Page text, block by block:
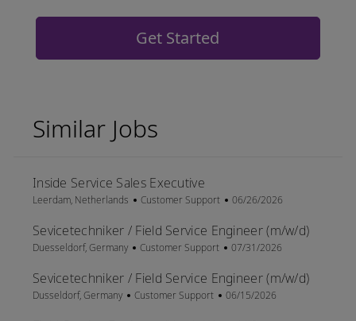
Get Started
Similar Jobs
Inside Service Sales Executive
Location
Leerdam, Netherlands Category
Customer Support Posted Date
06/26/2026
Sevicetechniker / Field Service Engineer (m/w/d)
Location
Duesseldorf, Germany Category
Customer Support Posted Date
07/31/2026
Sevicetechniker / Field Service Engineer (m/w/d)
Location
Dusseldorf, Germany Category
Customer Support Posted Date
06/15/2026